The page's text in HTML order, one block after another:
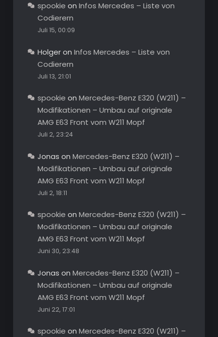
spookie on Infos Mercedes – Liste von
Codierern
Juli 15, 00:09
Holgeron Infos Mercedes – Liste von
Codierern
Juli 13, 21:01
spookie on Mercedes-Benz E320 (W211) –
Modifikationen – Umbau auf originale
AMG E63 Front vom W211 Mopf
Juli 2, 23:24
Jonas on Mercedes-Benz E320 (W211) –
Modifikationen – Umbau auf originale
AMG E63 Front vom W211 Mopf
Juli 2, 18:11
spookie on Mercedes-Benz E320 (W211) –
Modifikationen – Umbau auf originale
AMG E63 Front vom W211 Mopf
Juni 30, 23:48
Jonas on Mercedes-Benz E320 (W211) –
Modifikationen – Umbau auf originale
AMG E63 Front vom W211 Mopf
Juni 22, 17:01
spookie on Mercedes-Benz E320 (W211) –